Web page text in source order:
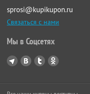
sprosi@kupikupon.ru
Связаться с нами
Мы в Соцсетях